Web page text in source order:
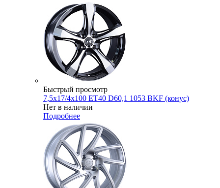
Быстрый просмотр
7,5x17/4x100 ET40 D60,1 1053 BKF (конус)
Нет в наличии
Подробнее